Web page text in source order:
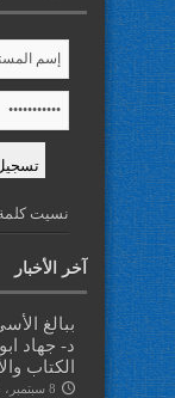
نسيت
آخر الأخبار
ببالغ
د- جهاد
الكتاب
8 سبتمبر، 2025